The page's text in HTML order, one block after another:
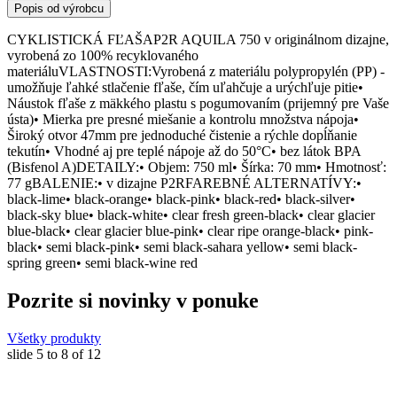
Popis od výrobcu
CYKLISTICKÁ FĽAŠAP2R AQUILA 750 v originálnom dizajne,
vyrobená zo 100% recyklovaného
materiáluVLASTNOSTI:Vyrobená z materiálu polypropylén (PP) -
umožňuje ľahké stlačenie fľaše, čím uľahčuje a urýchľuje pitie•
Náustok fľaše z mäkkého plastu s pogumovaním (prijemný pre Vaše
ústa)• Mierka pre presné miešanie a kontrolu množstva nápoja•
Široký otvor 47mm pre jednoduché čistenie a rýchle dopĺňanie
tekutín• Vhodné aj pre teplé nápoje až do 50°C• bez látok BPA
(Bisfenol A)DETAILY:• Objem: 750 ml• Šírka: 70 mm• Hmotnosť:
77 gBALENIE:• v dizajne P2RFAREBNÉ ALTERNATÍVY:•
black-lime• black-orange• black-pink• black-red• black-silver•
black-sky blue• black-white• clear fresh green-black• clear glacier
blue-black• clear glacier blue-pink• clear ripe orange-black• pink-
black• semi black-pink• semi black-sahara yellow• semi black-
spring green• semi black-wine red
Pozrite si novinky v ponuke
Všetky produkty
slide 5 to 8 of 12